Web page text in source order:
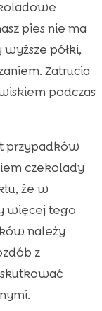
pies nie ma
półki,
Zatrucia
podczas
przypadków
czekolady
że w
więcej tego
należy
z